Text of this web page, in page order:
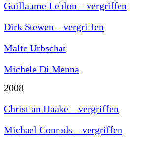
Guillaume Leblon – vergriffen
Dirk Stewen – vergriffen
Malte Urbschat
Michele Di Menna
2008
Christian Haake – vergriffen
Michael Conrads – vergriffen